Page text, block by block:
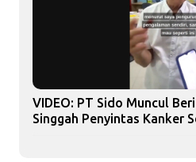
VIDEO: PT Sido Muncul
Singgah Penyintas Kanker